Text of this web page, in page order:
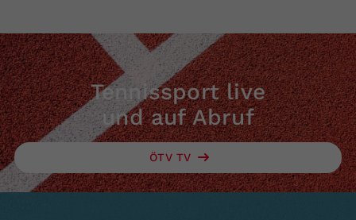
Tennissport live
und auf Abruf
ÖTV TV